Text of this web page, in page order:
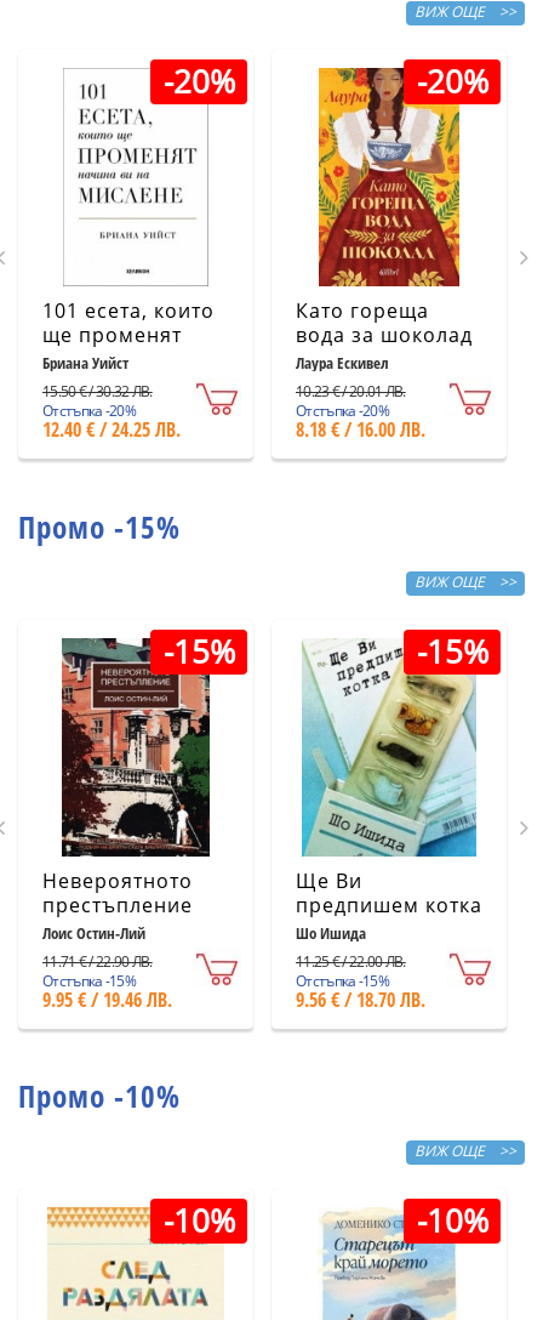
ВИЖ ОЩЕ >>
-20%
101 есета, които
ще променят
начина ви на
мислене
Бриана Уийст
15.50 € / 30.32 ЛВ.
Отстъпка -20%
12.40 € / 24.25 ЛВ.
-20%
Като гореща
вода за шоколад
(ново издание)
Лаура Ескивел
10.23 € / 20.01 ЛВ.
Отстъпка -20%
8.18 € / 16.00 ЛВ.
Промо -15%
ВИЖ ОЩЕ >>
-15%
Невероятното
престъпление
Лоис Остин-Лий
11.71 € / 22.90 ЛВ.
Отстъпка -15%
9.95 € / 19.46 ЛВ.
-15%
Ще Ви
предпишем котка
Шо Ишида
11.25 € / 22.00 ЛВ.
Отстъпка -15%
9.56 € / 18.70 ЛВ.
Промо -10%
ВИЖ ОЩЕ >>
-10% -10%